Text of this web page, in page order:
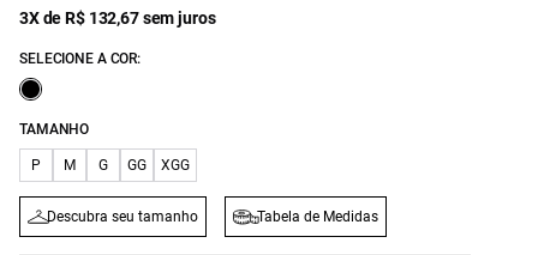
3X de R$ 132,67 sem juros
SELECIONE A COR:
TAMANHO
P M G GG XGG
Descubra seu tamanho Tabela de Medidas